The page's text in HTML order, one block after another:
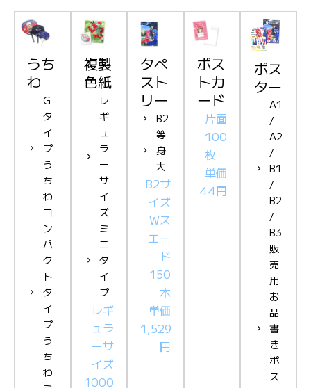
うち
わ
G
タ
イ
プ
う
ち
わ
コ
ン
パ
ク
ト
タ
イ
プ
う
ち
わ
複製
色紙
レ
ギ
ュ
ラ
ー
サ
イ
ズ
ミ
ニ
タ
イ
プ
レギ
ュラ
ーサ
イズ
1000
タペ
スト
リー
B2
等
身
大
B2サ
イズ
Wス
エー
ド
150
本
単価
1,529
円
ポス
トカ
ード
片面
100
枚
単価
44円
ポス
ター
A1
/
A2
/
B1
/
B2
/
B3
販
売
用
お
品
書
き
ポ
ス